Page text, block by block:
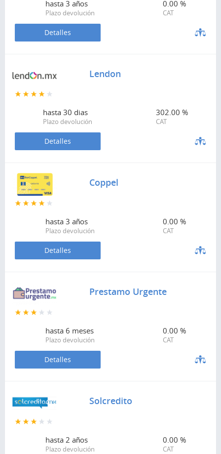
hasta 3 años
Plazo devolución
0.00 %
CAT
Detalles
Lendon
hasta 30 dias
Plazo devolución
302.00 %
CAT
Detalles
Coppel
hasta 3 años
Plazo devolución
0.00 %
CAT
Detalles
Prestamo Urgente
hasta 6 meses
Plazo devolución
0.00 %
CAT
Detalles
Solcredito
hasta 2 años
Plazo devolución
0.00 %
CAT